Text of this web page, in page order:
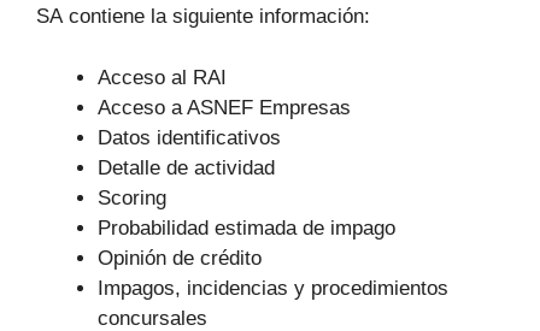
SA contiene la siguiente información:
Acceso al RAI
Acceso a ASNEF Empresas
Datos identificativos
Detalle de actividad
Scoring
Probabilidad estimada de impago
Opinión de crédito
Impagos, incidencias y procedimientos
concursales